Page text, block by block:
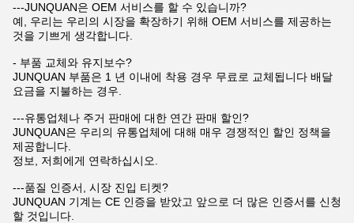
---JUNQUAN은 OEM 서비스를 할 수 있습니까?
예, 우리는 우리의 시장을 확장하기 위해 OEM 서비스를 제공하는
것을 기쁘게 생각합니다.
- 부품 교체와 유지보수?
JUNQUAN 부품은 1 년 이내에 착용 경우 무료로 교체됩니다 배달
요금을 지불하는 경우.
---유통업체나 주거 판매에 대한 연간 판매 할인?
JUNQUAN은 우리의 유통업체에 대해 매우 경쟁적인 할인 정책을
제공합니다.
정보, 저희에게 연락하십시오.
---품질 인증서, 시장 진입 티켓?
JUNQUAN 기계는 CE 인증을 받았고 앞으로 더 많은 인증서를 신청
할 것입니다.